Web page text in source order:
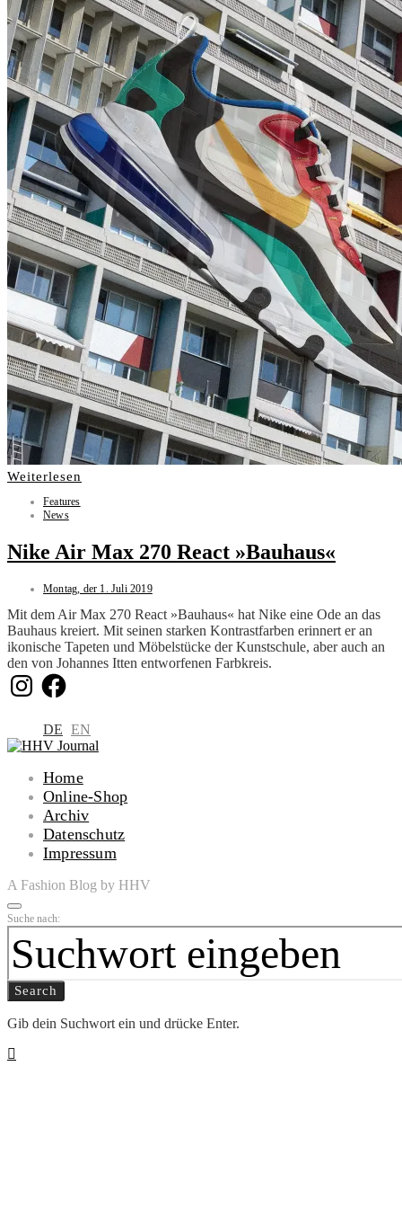
Weiterlesen
Features
News
Nike Air Max 270 React »Bauhaus«
Montag, der 1. Juli 2019
Mit dem Air Max 270 React »Bauhaus« hat Nike eine Ode an das
Bauhaus kreiert. Mit seinen starken Kontrastfarben erinnert er an
ikonische Tapeten und Möbelstücke der Kunstschule, aber auch an
den von Johannes Itten entworfenen Farbkreis.
InstagramFacebook
DE EN
Home
Online-Shop
Archiv
Datenschutz
Impressum
A Fashion Blog by HHV
Suche nach:
Search
Gib dein Suchwort ein und drücke Enter.